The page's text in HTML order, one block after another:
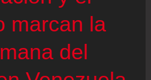
marcan la
del